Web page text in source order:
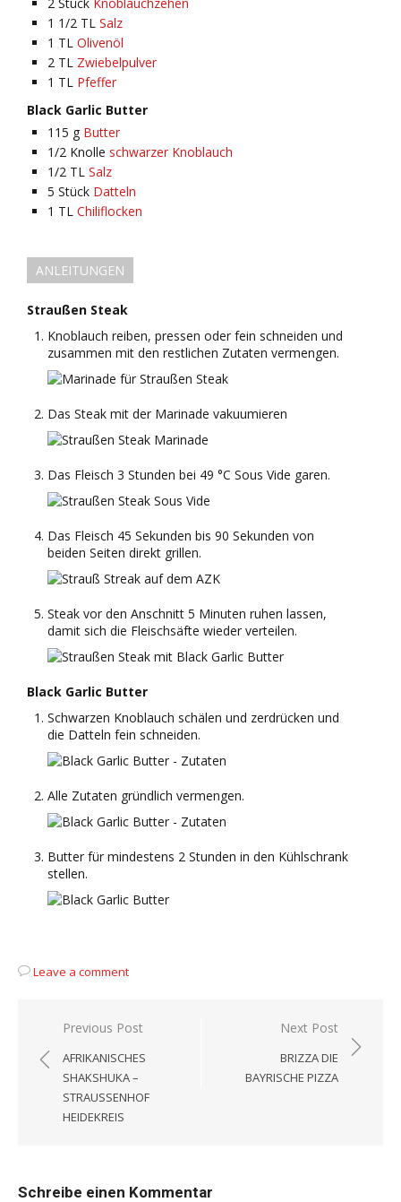
1 1/2 TL Salz
1 TL Olivenöl
2 TL Zwiebelpulver
1 TL Pfeffer
Black Garlic Butter
115 g Butter
1/2 Knolle schwarzer Knoblauch
1/2 TL Salz
5 Stück Datteln
1 TL Chiliflocken
ANLEITUNGEN
Straußen Steak
Knoblauch reiben, pressen oder fein schneiden und
zusammen mit den restlichen Zutaten vermengen.
Das Steak mit der Marinade vakuumieren
Das Fleisch 3 Stunden bei 49 °C Sous Vide garen.
Das Fleisch 45 Sekunden bis 90 Sekunden von
beiden Seiten direkt grillen.
Steak vor den Anschnitt 5 Minuten ruhen lassen,
damit sich die Fleischsäfte wieder verteilen.
Black Garlic Butter
Schwarzen Knoblauch schälen und zerdrücken und
die Datteln fein schneiden.
Alle Zutaten gründlich vermengen.
Butter für mindestens 2 Stunden in den Kühlschrank
stellen.
Leave a comment
Beitragsnavigation
Previous Post
AFRIKANISCHES
SHAKSHUKA –
STRAUSSENHOF H
EIDEKREIS
Next Post
BRIZZA DIE
BAYRISCHE PIZZA
Schreibe einen Kommentar